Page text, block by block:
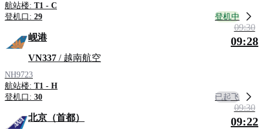
航站楼: T1 - C
登机口: 29 登机中
岘港
VN337 / 越南航空
NH9723
航站楼: T1 - H
登机口: 30
09:30
09:28
已起飞
北京（首都）
09:30
09:22